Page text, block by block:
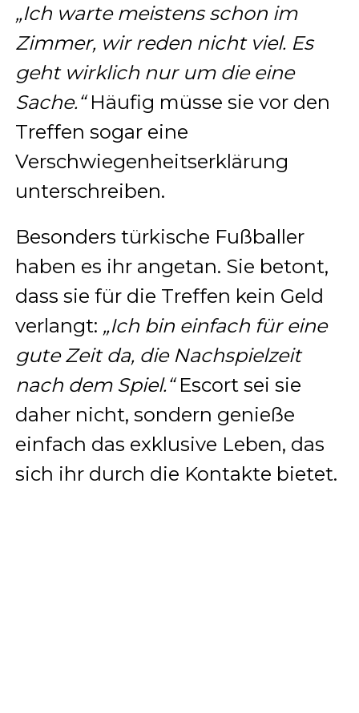
„Ich warte meistens schon im
Zimmer, wir reden nicht viel. Es
geht wirklich nur um die eine
Sache.“Häufig müsse sie vor den
Treffen sogar eine
Verschwiegenheitserklärung
unterschreiben.
Besonders türkische Fußballer
haben es ihr angetan. Sie betont,
dass sie für die Treffen kein Geld
verlangt: „Ich bin einfach für eine
gute Zeit da, die Nachspielzeit
nach dem Spiel.“Escort sei sie
daher nicht, sondern genieße
einfach das exklusive Leben, das
sich ihr durch die Kontakte bietet.